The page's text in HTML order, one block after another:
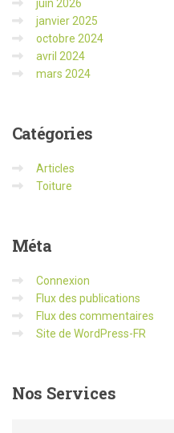
juin 2026
janvier 2025
octobre 2024
avril 2024
mars 2024
Catégories
Articles
Toiture
Méta
Connexion
Flux des publications
Flux des commentaires
Site de WordPress-FR
Nos Services